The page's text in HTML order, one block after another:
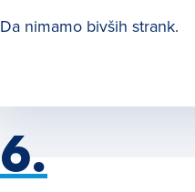
Da nimamo bivših strank.
6.